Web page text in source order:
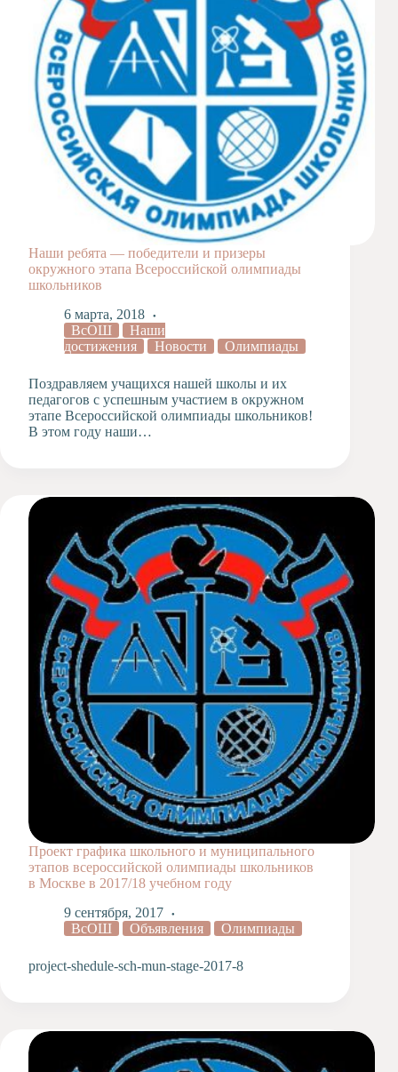
Наши ребята — победители и призеры
окружного этапа Всероссийской олимпиады
школьников
6 марта, 2018
ВсОШ
Наши
достижения
Новости Олимпиады
Поздравляем учащихся нашей школы и их
педагогов с успешным участием в окружном
этапе Всероссийской олимпиады школьников!
В этом году наши…
Проект графика школьного и муниципального
этапов всероссийской олимпиады школьников
в Москве в 2017/18 учебном году
9 сентября, 2017
ВсОШ
Объявления Олимпиады
project-shedule-sch-mun-stage-2017-8